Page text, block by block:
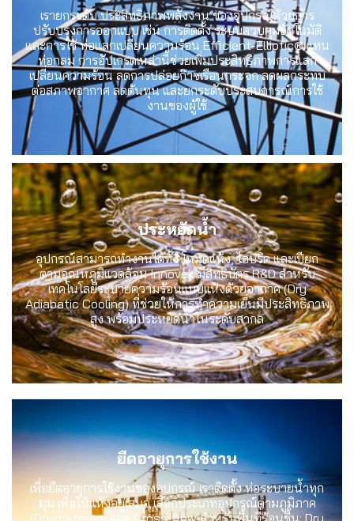
เรายกระดับ ประสิทธิภาพพลังงาน ของอุปกรณ์ด้วยการ
ปรับปรุงการออกแบบ เช่น การติดตั้ง ระบบควบคุมอัตโนมัติ
และการใช้ ท่อแลกเปลี่ยนความร้อน Efficient-Elliptic® แทน
ท่อกลม การอัปเกรดเหล่านี้ช่วยเพิ่มประสิทธิภาพการแลก
เปลี่ยนความร้อน ลดการปล่อยก๊าซเรือนกระจก ลดผลกระทบ
ต่อสภาพอากาศ ลดต้นทุน และยกระดับประสบการณ์การใช้
งานของผู้ใช้
ประหยัดน้ำ
อุปกรณ์สามารถทำงานได้ทั้ง โหมดแห้ง, ไฮบริด และเปียก
ตามอุณหภูมิแวดล้อม Innovek มีสิทธิบัตร R&D สำหรับ
เทคโนโลยีระบายความร้อนแบบแห้งด้วยอากาศ (Dry
Adiabatic Cooling) ที่ช่วยให้การทำความเย็นมีประสิทธิภาพ
สูง พร้อมประหยัดน้ำในระดับสากล
ยืดอายุการใช้งาน
เพื่อยืดอายุการใช้งานของอุปกรณ์ เราติดตั้ง ท่อระบายน้ำทุก
มุม เพื่อให้แห้งอยู่เสมอ เลือกประเภทอุปกรณ์ตามภูมิภาค
(Downstream และ Cross-flow สำหรับพื้นที่ร้อนชื้น; Dry